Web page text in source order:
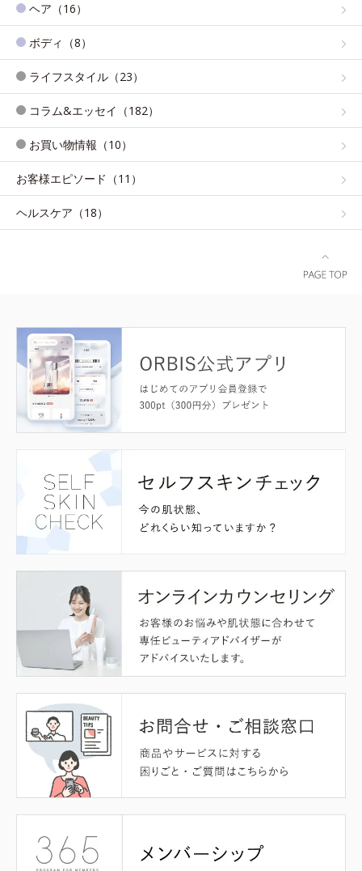
ヘア（16）
ボディ（8）
ライフスタイル（23）
コラム&エッセイ（182）
お買い物情報（10）
お客様エピソード（11）
ヘルスケア（18）